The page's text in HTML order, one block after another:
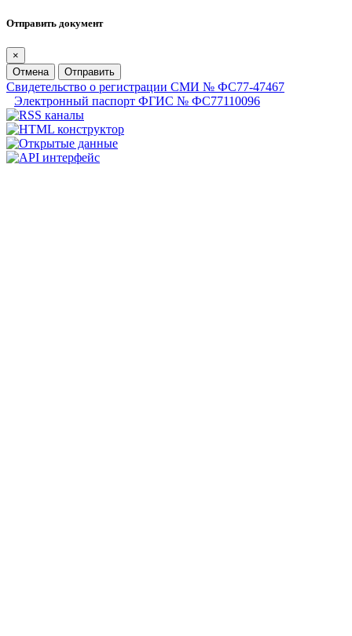
Отправить документ
×
Отмена
Отправить
Свидетельство о регистрации СМИ № ФС77-47467
Электронный паспорт ФГИС № ФС77110096